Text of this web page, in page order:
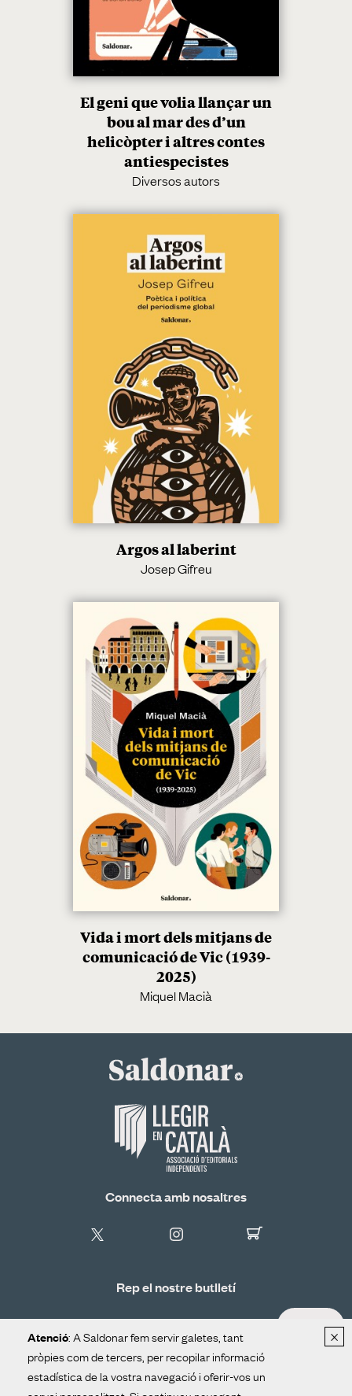
El geni que volia llançar un
bou al mar des d’un
helicòpter i altres contes
antiespecistes
Diversos autors
Argos al laberint
Josep Gifreu
Vida i mort dels mitjans de
comunicació de Vic (1939-
2025)
Miquel Macià
Connecta amb nosaltres
Rep el nostre butlletí
Distribució Contacte Avís legal
×
Atenció: A Saldonar fem servir galetes, tant
pròpies com de tercers, per recopilar informació
estadística de la vostra navegació i oferir-vos un